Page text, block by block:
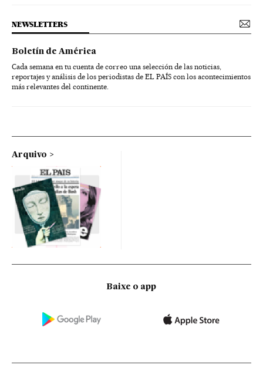
NEWSLETTERS
Boletín de América
Cada semana en tu cuenta de correo una selección de las noticias,
reportajes y análisis de los periodistas de EL PAÍS con los acontecimientos
más relevantes del continente.
Arquivo
Baixe o app